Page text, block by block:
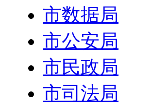
市数据局
市公安局
市民政局
市司法局